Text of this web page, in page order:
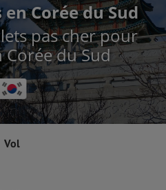
Corée du Sud
pas cher pour
du Sud
Vol